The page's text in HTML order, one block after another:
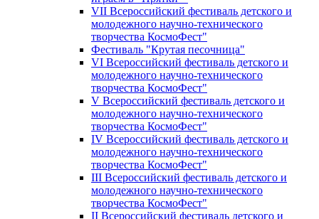
VII Всероссийский фестиваль детского и
молодежного научно-технического
творчества КосмоФест"
Фестиваль "Крутая песочница"
VI Всероссийский фестиваль детского и
молодежного научно-технического
творчества КосмоФест"
V Всероссийский фестиваль детского и
молодежного научно-технического
творчества КосмоФест"
IV Всероссийский фестиваль детского и
молодежного научно-технического
творчества КосмоФест"
III Всероссийский фестиваль детского и
молодежного научно-технического
творчества КосмоФест"
II Всероссийский фестиваль детского и